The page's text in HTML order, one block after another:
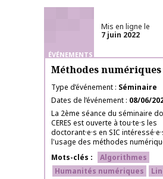
ÉVÉNEMENTS
Mis en ligne le
7 juin 2022
Méthodes numériques
Type d’événement Séminaire
Dates de l’événement 08/06/
La 2ème séance du séminaire
CERES est ouverte à tou·te·s les
doctorant·e·s en SIC
l'usage des méthodes
Mots-clés
Algorithmes
Humanités numériques